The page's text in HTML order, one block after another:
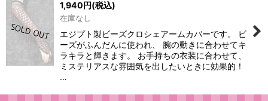
1,940円(税込)
在庫なし
エジプト製ビーズクロシェアームカバーです。 ビ
ーズがふんだんに使われ、 腕の動きに合わせてキ
ラキラと輝きます。 お手持ちの衣装に合わせて、
ミステリアスな雰囲気を出したいときに効果的！
…